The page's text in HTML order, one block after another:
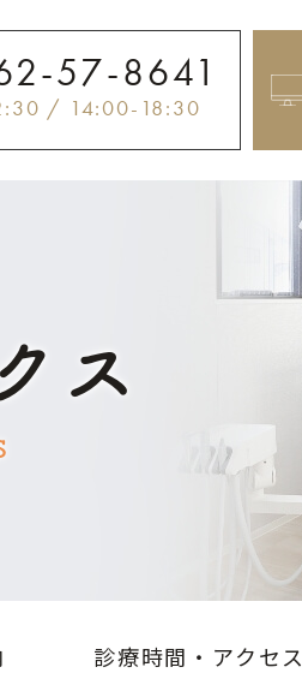
57-8641
/ 14:00-18:30
ス
診療時間・アクセス